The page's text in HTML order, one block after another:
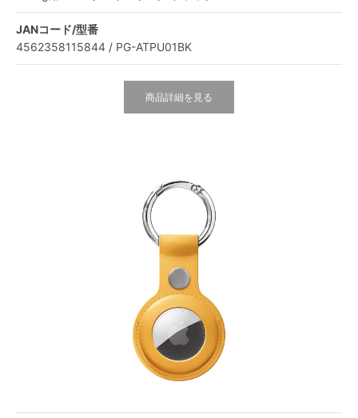
JANコード/型番
4562358115844 / PG-ATPU01BK
商品詳細を見る